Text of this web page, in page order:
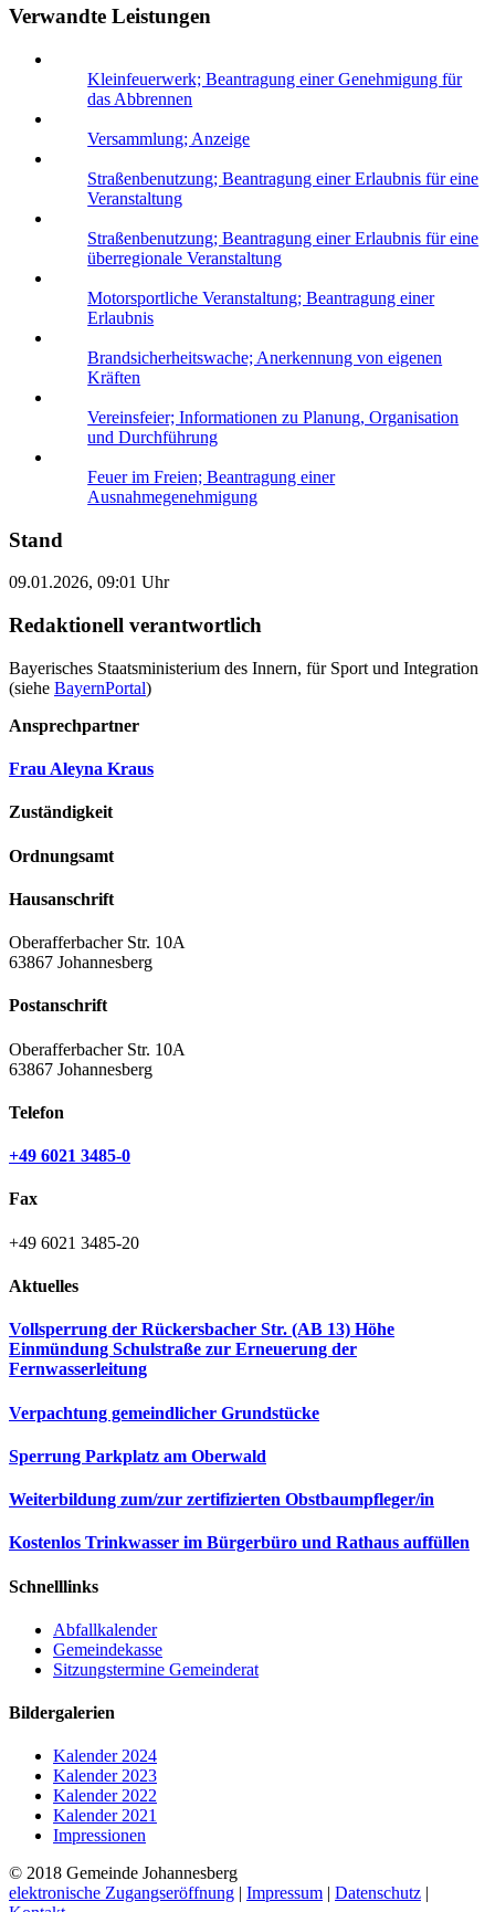
Verwandte Leistungen
Kleinfeuerwerk; Beantragung einer Genehmigung für
das Abbrennen
Versammlung; Anzeige
Straßenbenutzung; Beantragung einer Erlaubnis für eine
Veranstaltung
Straßenbenutzung; Beantragung einer Erlaubnis für eine
überregionale Veranstaltung
Motorsportliche Veranstaltung; Beantragung einer
Erlaubnis
Brandsicherheitswache; Anerkennung von eigenen
Kräften
Vereinsfeier; Informationen zu Planung, Organisation
und Durchführung
Feuer im Freien; Beantragung einer
Ausnahmegenehmigung
Stand
09.01.2026, 09:01 Uhr
Redaktionell verantwortlich
Bayerisches Staatsministerium des Innern, für Sport und Integration
(siehe BayernPortal)
Ansprechpartner
Frau Aleyna Kraus
Zuständigkeit
Ordnungsamt
Hausanschrift
Oberafferbacher Str. 10A
63867 Johannesberg
Postanschrift
Oberafferbacher Str. 10A
63867 Johannesberg
Telefon
+49 6021 3485-0
Fax
+49 6021 3485-20
Aktuelles
Vollsperrung der Rückersbacher Str. (AB 13) Höhe
Einmündung Schulstraße zur Erneuerung der
Fernwasserleitung
Verpachtung gemeindlicher Grundstücke
Sperrung Parkplatz am Oberwald
Weiterbildung zum/zur zertifizierten Obstbaumpfleger/in
Kostenlos Trinkwasser im Bürgerbüro und Rathaus auffüllen
Schnelllinks
Abfallkalender
Gemeindekasse
Sitzungstermine Gemeinderat
Bildergalerien
Kalender 2024
Kalender 2023
Kalender 2022
Kalender 2021
Impressionen
© 2018 Gemeinde Johannesberg
elektronische Zugangseröffnung | Impressum | Datenschutz |